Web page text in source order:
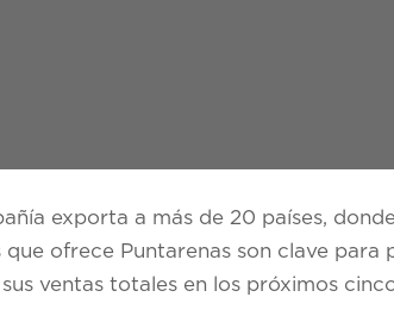
exporta a más de 20 países,
que ofrece Puntarenas son clave para
ventas totales en los próximos